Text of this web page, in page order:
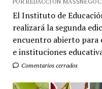
El Instituto de
realizará la segunda
encuentro abierto para
e instituciones
Comentarios cerrados